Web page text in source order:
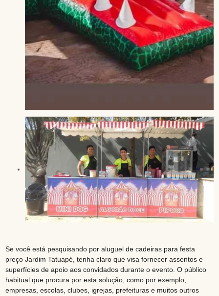
Se você está pesquisando por aluguel de cadeiras para festa
preço Jardim Tatuapé, tenha claro que visa fornecer assentos e
superfícies de apoio aos convidados durante o evento. O público
habitual que procura por esta solução, como por exemplo,
empresas, escolas, clubes, igrejas, prefeituras e muitos outros